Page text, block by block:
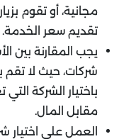
مجانية، أو تقوم
تقديم سعر الخدمة.
يجب المقارنة بين
شركات، حيث لا تقم
باختيار الشركة
مقابل المال.
العمل على